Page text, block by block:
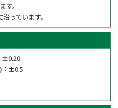
す。
っています。
±0.20
：±0.5